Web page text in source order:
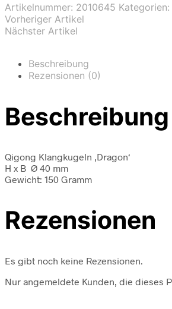
Artikelnummer: 2010645 Kategorien:
Vorheriger Artikel
Nächster Artikel
Beschreibung
Rezensionen (0)
Beschreibung
Qigong Klangkugeln ‚Dragon‘
H x B Ø 40 mm
Gewicht: 150 Gramm
Rezensionen
Es gibt noch keine Rezensionen.
Nur angemeldete Kunden, die dieses